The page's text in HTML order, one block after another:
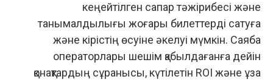
кеңейтілген сапар тәжірибесі және
танымалдылығы жоғары билеттерді сатуға
және кірістің өсуіне әкелуі мүмкін. Саябақ
операторлары шешім қабылдағанға дейін
қонақтардың сұранысы, күтілетін ROI және ұзақ